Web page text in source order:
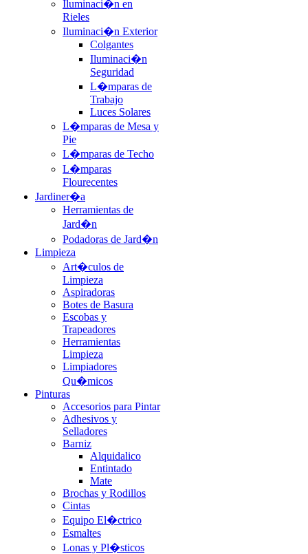
Iluminaci�n en
Rieles
Iluminaci�n Exterior
Colgantes
Iluminaci�n
Seguridad
L�mparas de
Trabajo
Luces Solares
L�mparas de Mesa y
Pie
L�mparas de Techo
L�mparas
Flourecentes
Jardiner�a
Herramientas de
Jard�n
Podadoras de Jard�n
Limpieza
Art�culos de
Limpieza
Aspiradoras
Botes de Basura
Escobas y
Trapeadores
Herramientas
Limpieza
Limpiadores
Qu�micos
Pinturas
Accesorios para Pintar
Adhesivos y
Selladores
Barniz
Alquidalico
Entintado
Mate
Brochas y Rodillos
Cintas
Equipo El�ctrico
Esmaltes
Lonas y Pl�sticos